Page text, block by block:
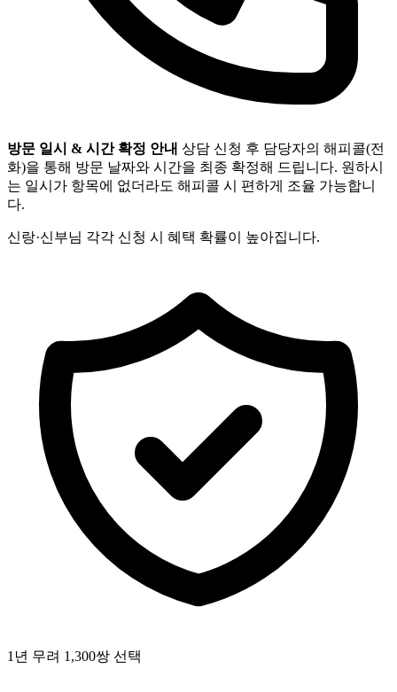
방문 일시 & 시간 확정 안내 상담 신청 후 담당자의 해피콜(전
화)을 통해 방문 날짜와 시간을 최종 확정해 드립니다. 원하시
는 일시가 항목에 없더라도 해피콜 시 편하게 조율 가능합니
다.
신랑·신부님 각각 신청 시 혜택 확률이 높아집니다.
1년 무려 1,300쌍 선택